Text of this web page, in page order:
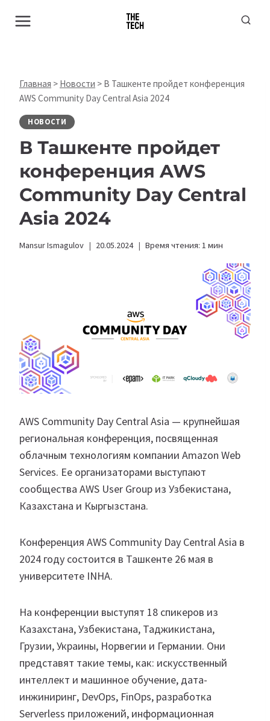
Главная > Новости > В Ташкенте пройдет конференция
AWS Community Day Central Asia 2024
НОВОСТИ
В Ташкенте пройдет
конференция AWS
Community Day Central
Asia 2024
Mansur Ismagulov 20.05.2024 Время чтения: 1 мин
AWS Community Day Central Asia — крупнейшая
региональная конференция, посвященная
облачным технологиям компании Amazon Web
Services. Ее организаторами выступают
сообщества AWS User Group из Узбекистана,
Казахстана и Кыргызстана.
Конференция AWS Community Day Central Asia в
2024 году состоится в Ташкенте 26 мая в
университете INHA.
На конференции выступят 18 спикеров из
Казахстана, Узбекистана, Таджикистана,
Грузии, Украины, Норвегии и Германии. Они
представят такие темы, как: искусственный
интеллект и машинное обучение, дата-
инжиниринг, DevOps, FinOps, разработка
Serverless приложений, информационная